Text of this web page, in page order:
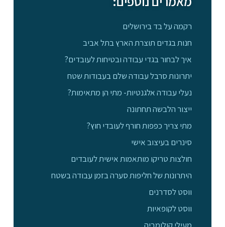
רקמה על בד בירושלים
חנות בגדים תוצרת הארץ בתל אביב
איך לבחור בגדי עבודה ובטיחות לעובדים?
יתרונות סרבל עבודה שלם בעבודות שטח
נעלי עבודה אלגנטיות- מתי הן מתאימות?
ייצור הלבשה תחתונה
מתי צריך כפפות חורף לעובדי חוץ?
סינרים בעיצוב אישי
חולצות טריקו מותאמות אישית לעובדים
היתרונות של חליפות סערה בזמן עבודה בשטח
ווסט לסדרנים
ווסט לקופאיות